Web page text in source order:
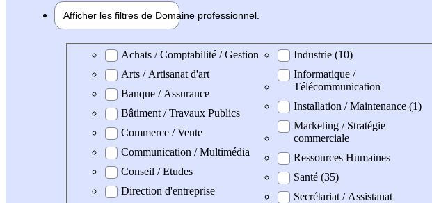
Afficher les filtres de Domaine professionnel
Domaine professionel
Achats / Comptabilité / Gestion
Arts / Artisanat d'art
Banque / Assurance
Bâtiment / Travaux Publics
Commerce / Vente
Communication / Multimédia
Conseil / Etudes
Direction d'entreprise
Industrie (10)
Informatique /
Télécommunication
Installation / Maintenance (1)
Marketing / Stratégie
commerciale
Ressources Humaines
Santé (35)
Secrétariat / Assistanat